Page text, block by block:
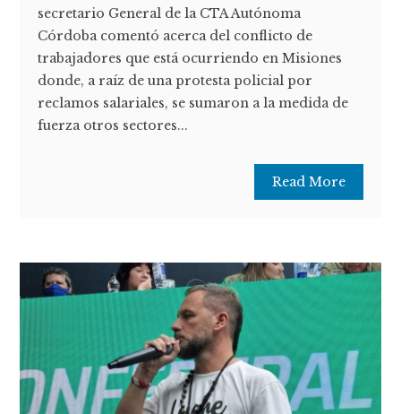
secretario General de la CTA Autónoma
Córdoba comentó acerca del conflicto de
trabajadores que está ocurriendo en Misiones
donde, a raíz de una protesta policial por
reclamos salariales, se sumaron a la medida de
fuerza otros sectores...
Read More